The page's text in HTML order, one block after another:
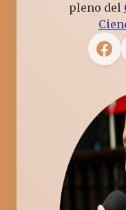
pleno del